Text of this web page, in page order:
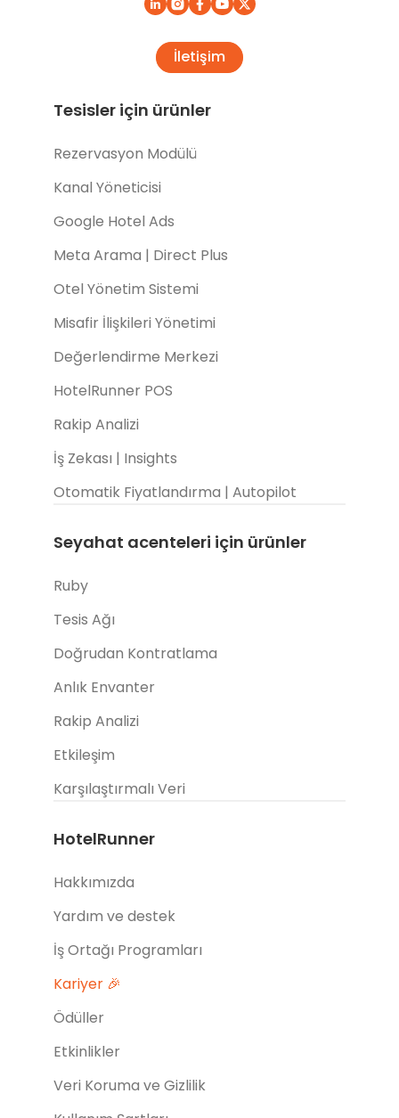
İletişim
Tesisler için ürünler
Rezervasyon Modülü
Kanal Yöneticisi
Google Hotel Ads
Meta Arama | Direct Plus
Otel Yönetim Sistemi
Misafir İlişkileri Yönetimi
Değerlendirme Merkezi
HotelRunner POS
Rakip Analizi
İş Zekası | Insights
Otomatik Fiyatlandırma | Autopilot
Seyahat acenteleri için ürünler
Ruby
Tesis Ağı
Doğrudan Kontratlama
Anlık Envanter
Rakip Analizi
Etkileşim
Karşılaştırmalı Veri
HotelRunner
Hakkımızda
Yardım ve destek
İş Ortağı Programları
Kariyer 🎉
Ödüller
Etkinlikler
Veri Koruma ve Gizlilik